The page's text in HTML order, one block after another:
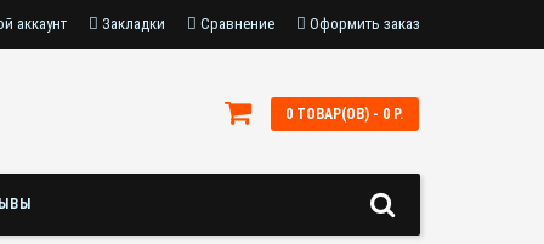
аккаунт Закладки Сравнение Оформить заказ
0 ТОВАР(ОВ) - 0 Р.